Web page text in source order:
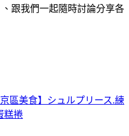
跟我們一起隨時討論分享各
區美食】シュルプリース.練
糕捲